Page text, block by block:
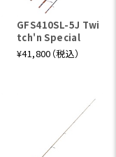
GFS410SL-5J Twi
tch'n Special
¥41,800（税込）